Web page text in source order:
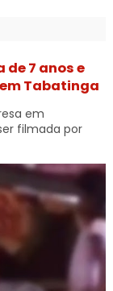
de 7 anos e
Tabatinga
em
filmada por